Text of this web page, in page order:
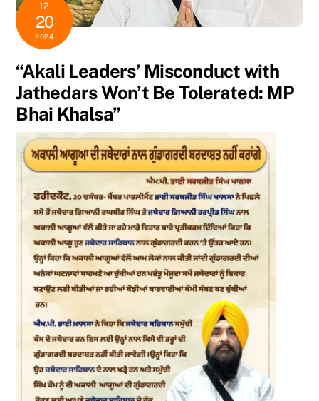
12
20
2024
“Akali Leaders’ Misconduct with
Jathedars Won’t Be Tolerated: MP
Bhai Khalsa”